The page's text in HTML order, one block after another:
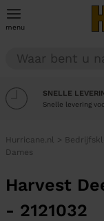
menu
SNELLE
Snelle levering
Hurricane.nl >
Dames
Harvest
- 2121032